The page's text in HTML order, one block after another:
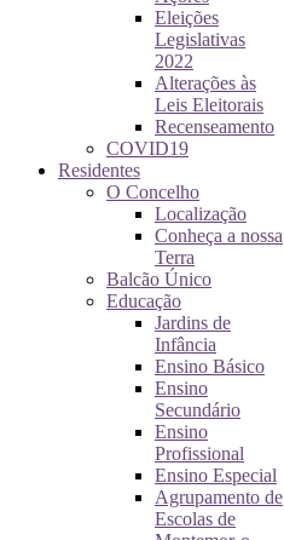
Eleições
Legislativas
2022
Alterações às
Leis Eleitorais
Recenseamento
COVID19
Residentes
O Concelho
Localização
Conheça a nossa
Terra
Balcão Único
Educação
Jardins de
Infância
Ensino Básico
Ensino
Secundário
Ensino
Profissional
Ensino Especial
Agrupamento de
Escolas de